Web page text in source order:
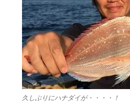
久しぶりにハナダイが・・・・！